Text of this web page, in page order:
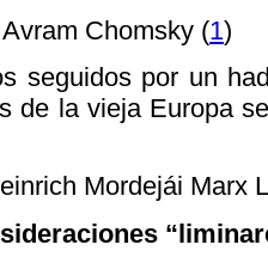
Chomsky (1)
seguidos por un
de la vieja Europa
Mordejái Marx